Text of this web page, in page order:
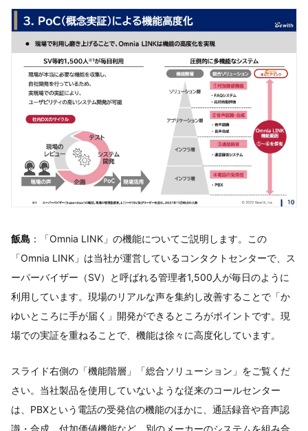
飯島 ：「Omnia LINK」の機能についてご説明します。この
「Omnia LINK」は当社が運営しているコンタクトセンターで、ス
ーパーバイザー（SV）と呼ばれる管理者1,500人が毎日のように
利用しています。現場のリアルな声を集約し改善することで「か
ゆいところに手が届く」開発ができるところがポイントです。現
場での実証を重ねることで、機能は徐々に高度化しています。
スライド右側の「機能階層」「総合ソリューション」をご覧くだ
さい。当社製品を使用していないような従来のコールセンター
は、PBXという電話の受発信の機能のほかに、通話録音や音声認
識・合成、付加価値機能など、別のメーカーのシステムを組み合